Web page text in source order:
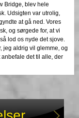
Bridge, blev hele
Udsigten var utrolig,
at gå ned. Vores
og sørgede for, at vi
lod os nyde det sjove.
jeg aldrig vil glemme, og
det til alle, der